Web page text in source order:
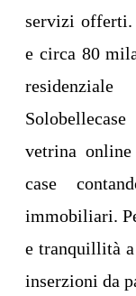
servizi offerti.
e circa 80
vetrina
case
immobiliari.
e tranquillità a
inserzioni da